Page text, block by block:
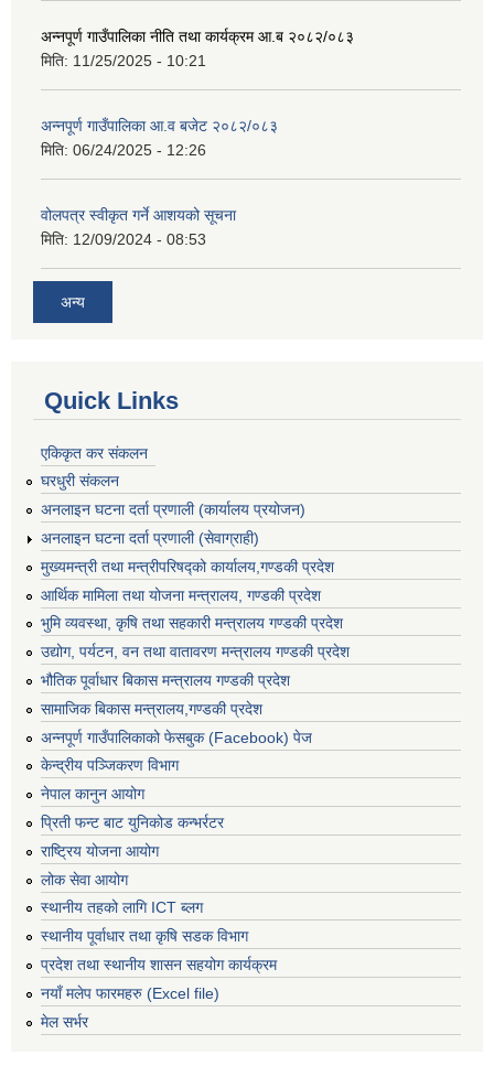
अन्नपूर्ण गाउँपालिका नीति तथा कार्यक्रम आ.ब २०८२/०८३
मिति: 11/25/2025 - 10:21
अन्नपूर्ण गाउँपालिका आ.व बजेट २०८२/०८३
मिति: 06/24/2025 - 12:26
वोलपत्र स्वीकृत गर्ने आशयको सूचना
मिति: 12/09/2024 - 08:53
अन्य
Quick Links
एकिकृत कर संकलन
घरधुरी संकलन
अनलाइन घटना दर्ता प्रणाली (कार्यालय प्रयोजन)
अनलाइन घटना दर्ता प्रणाली (सेवाग्राही)
मुख्यमन्त्री तथा मन्त्रीपरिषद्को कार्यालय,गण्डकी प्रदेश
आर्थिक मामिला तथा योजना मन्त्रालय, गण्डकी प्रदेश
भुमि व्यवस्था, कृषि तथा सहकारी मन्त्रालय गण्डकी प्रदेश
उद्योग, पर्यटन, वन तथा वातावरण मन्त्रालय गण्डकी प्रदेश
भौतिक पूर्वाधार बिकास मन्त्रालय गण्डकी प्रदेश
सामाजिक बिकास मन्त्रालय,गण्डकी प्रदेश
अन्नपूर्ण गाउँपालिकाको फेसबुक (Facebook) पेज
केन्द्रीय पञ्जिकरण विभाग
नेपाल कानुन आयोग
प्रिती फन्ट बाट युनिकोड कन्भर्रटर
राष्ट्रिय योजना आयोग
लोक सेवा आयोग
स्थानीय तहको लागि ICT ब्लग
स्थानीय पूर्वाधार तथा कृषि सडक विभाग
प्रदेश तथा स्थानीय शासन सहयोग कार्यक्रम
नयाँ मलेप फारमहरु (Excel file)
मेल सर्भर